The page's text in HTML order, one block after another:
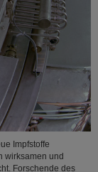
Impfstoffe
wirksamen und
Forschende des